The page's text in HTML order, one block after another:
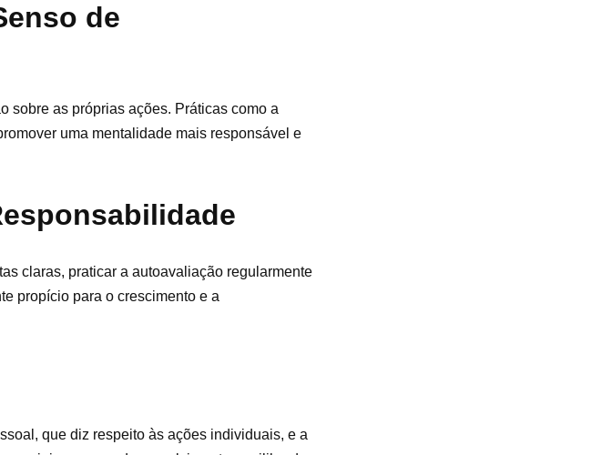
de
sobre as próprias ações. Práticas como a
uma mentalidade mais responsável e
claras, praticar a autoavaliação regularmente
propício para o crescimento e a
que diz respeito às ações individuais, e a